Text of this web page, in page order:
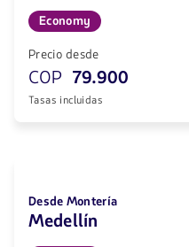
Economy
Precio desde
COP 79.900
Tasas incluidas
Desde Montería
Medellín